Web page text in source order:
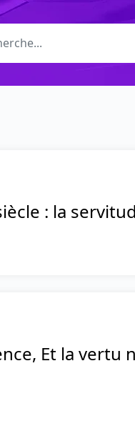
: la
Et la vertu